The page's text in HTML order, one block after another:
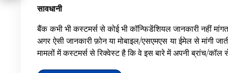
सावधानी
बैंक कभी भी कस्टमर्स से कोई भी कॉन्फिडेंशियल जानकारी नहीं
अगर ऐसी जानकारी फ़ोन या मोबाइल/एसएमएस या ईमेल से मांगी
मामलों में कस्टमर्स से रिक्वेस्ट है कि वे इस बारे में अपनी ब्रांच/कॉल